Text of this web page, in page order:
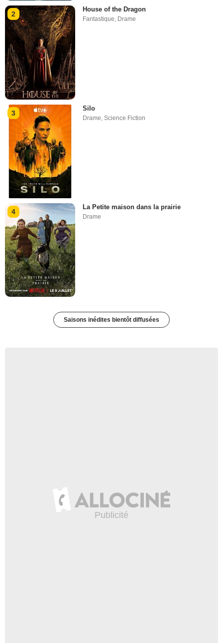
2
House of the Dragon
Fantastique, Drame
3
Silo
Drame ,Science Fiction
4
La Petite maison dans la prairie
Drame
Saisons inédites bientôt diffusées